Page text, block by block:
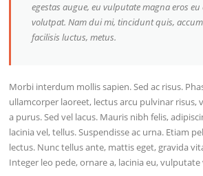
egestas augue, eu vulputate magna eros
volutpat. Nam dui mi, tincidunt quis,
facilisis luctus, metus.
Morbi interdum mollis sapien. Sed ac risus.
ullamcorper laoreet, lectus arcu pulvinar risus,
a purus. Sed vel lacus. Mauris nibh felis,
lacinia vel, tellus. Suspendisse ac urna. Etiam
lectus. Nunc tellus ante, mattis eget, gravida
Integer leo pede, ornare a, lacinia eu, vulputate